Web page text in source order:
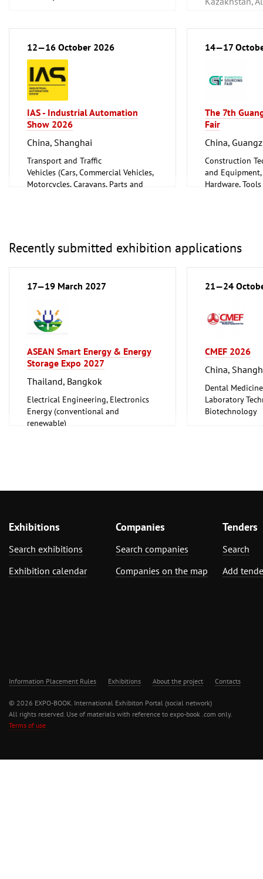
Motorcycles,
Accessories)
12—16 October 2026
IAS - Industrial Automation
Show 2026
China, Shanghai
Transport and Traffic
Vehicles (Cars, Commercial Vehicles,
Motorcycles, Caravans, Parts and
14—17
The 7th
Fair
China,
Construction
and
Hardware, Tools
Motorcycles,
Accessories)
Recently submitted exhibition applications
17—19 March 2027
ASEAN Smart Energy & Energy
Storage Expo 2027
Thailand, Bangkok
Electrical Engineering, Electronics
Energy (conventional and
renewable)
21—24
CMEF 2026
China,
Dental
Laboratory
Biotechnology
Exhibitions
Search exhibitions
Exhibition calendar
Companies
Search companies
Companies on the map
Tenders
Search
Add
Information Placement Rules Exhibitions About the project Contacts
© 2026 EXPO-BOOK. International Exhibiton Portal (social network)
All rights reserved. Use of materials with reference to expo-book .com only.
Terms of use